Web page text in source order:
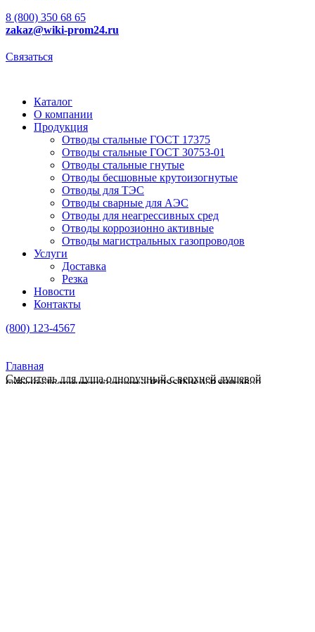
8 (800) 350 68 65
zakaz@wiki-prom24.ru
Связаться
Каталог
О компании
Продукция
Отводы стальные ГОСТ 17375
Отводы стальные ГОСТ 30753-01
Отводы стальные гнутые
Отводы бесшовные крутоизогнутые
Отводы для ТЭС
Отводы сварные для АЭС
Отводы для неагрессивных сред
Отводы коррозионно активные
Отводы магистральных газопроводов
Услуги
Доставка
Резка
Новости
Контакты
(800) 123-4567
Главная
Смеситель для душа одноручный с верхней душевой
Смеситель для душа одноручный с верхней душевой лейкой»Тропический дождь» ROSSINKA RS29-46